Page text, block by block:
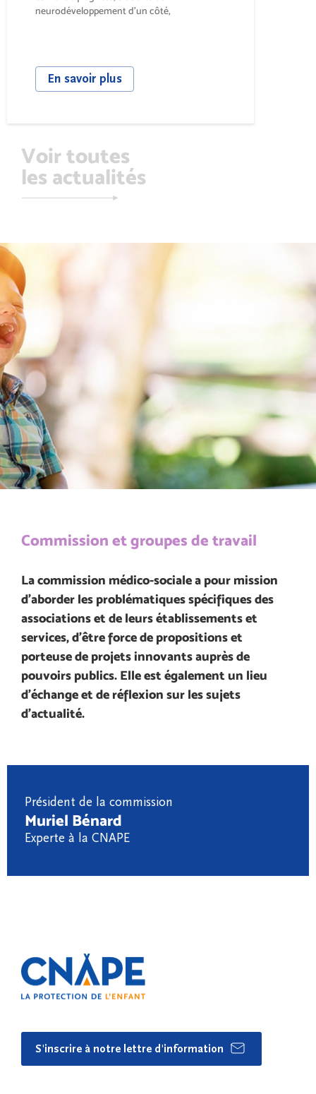
neurodéveloppement d’un côté,
En savoir plus
Voir toutes
les actualités
Commission et groupes de travail
La commission médico-sociale a pour mission
d’aborder les problématiques spécifiques des
associations et de leurs établissements et
services, d’être force de propositions et
porteuse de projets innovants auprès de
pouvoirs publics. Elle est également un lieu
d’échange et de réflexion sur les sujets
d’actualité.
Président de la commission
Muriel Bénard
Experte à la CNAPE
S'inscrire à notre lettre d'information